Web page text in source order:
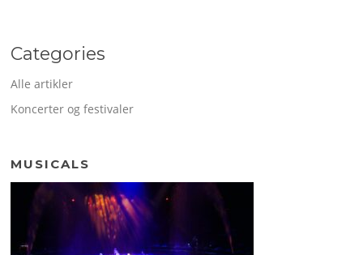
Categories
Alle artikler
Koncerter og festivaler
MUSICALS